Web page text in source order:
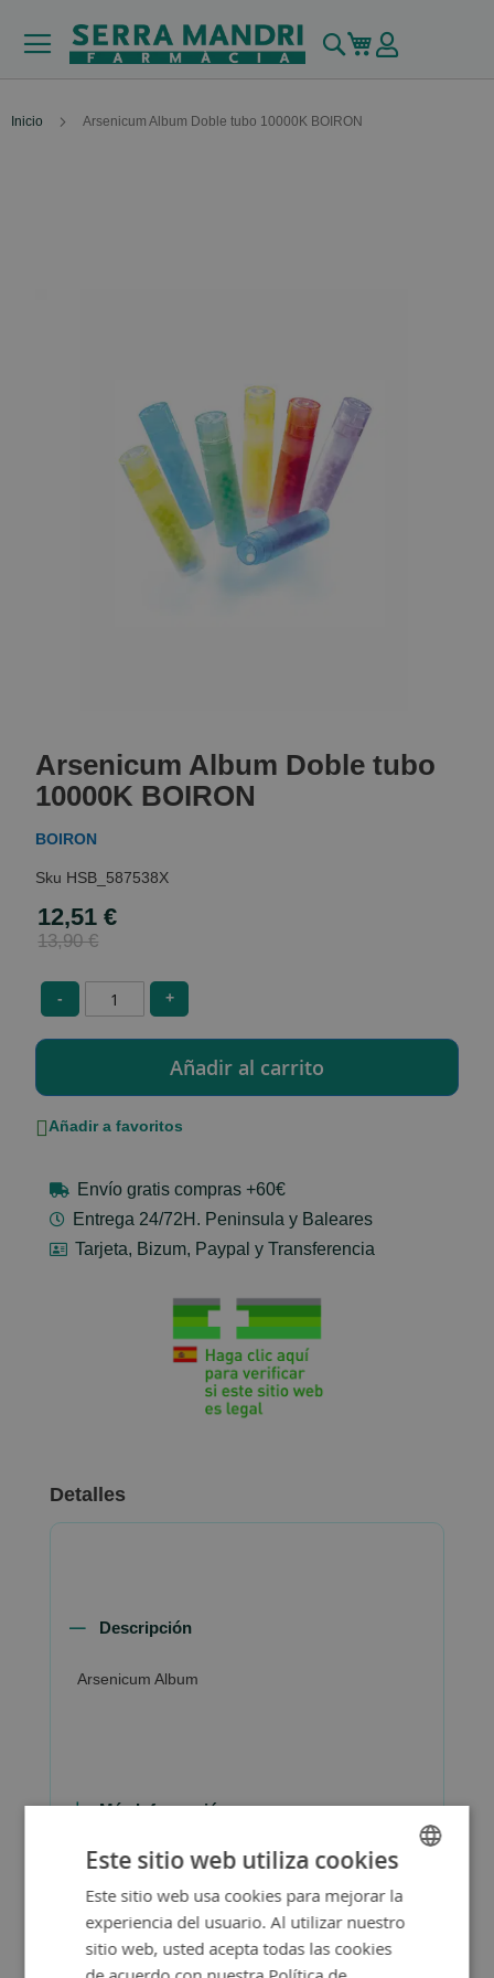
Buscar
Mi carrito
Inicio Arsenicum Album Doble tubo 10000K BOIRON
the
beginning
of
the
gallery
Arsenicum Album Doble tubo
10000K BOIRON
BOIRON
HSB_587538X
Special
Price
12,51 €
13,90 €
- +
Añadir a favoritos
Envío gratis compras +60€
Entrega 24/72H. Peninsula y Baleares
Tarjeta, Bizum, Paypal y Transferencia
Detalles
Descripción
Arsenicum Album
Más Información
SPANISH
ENGLISH
Este sitio web utiliza cookies
Este sitio web usa cookies para mejorar la
experiencia del usuario. Al utilizar nuestro
sitio web, usted acepta todas las cookies